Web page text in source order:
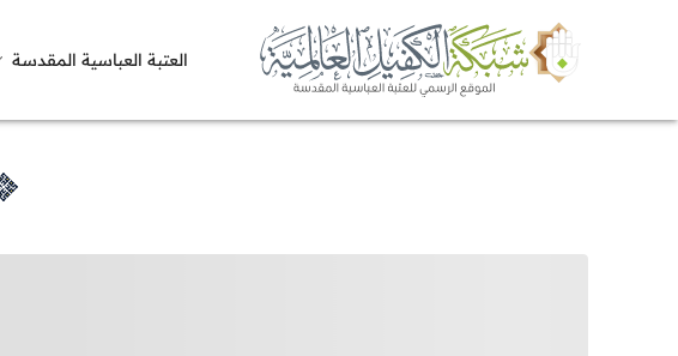
العتبة العباسية المقدسة